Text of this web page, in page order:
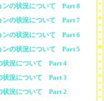
ンの状況について Part 8
ンの状況について Part 7
ンの状況について Part 6
ンの状況について Part 5
状況について Part 4
状況について Part 3
状況について Part 2